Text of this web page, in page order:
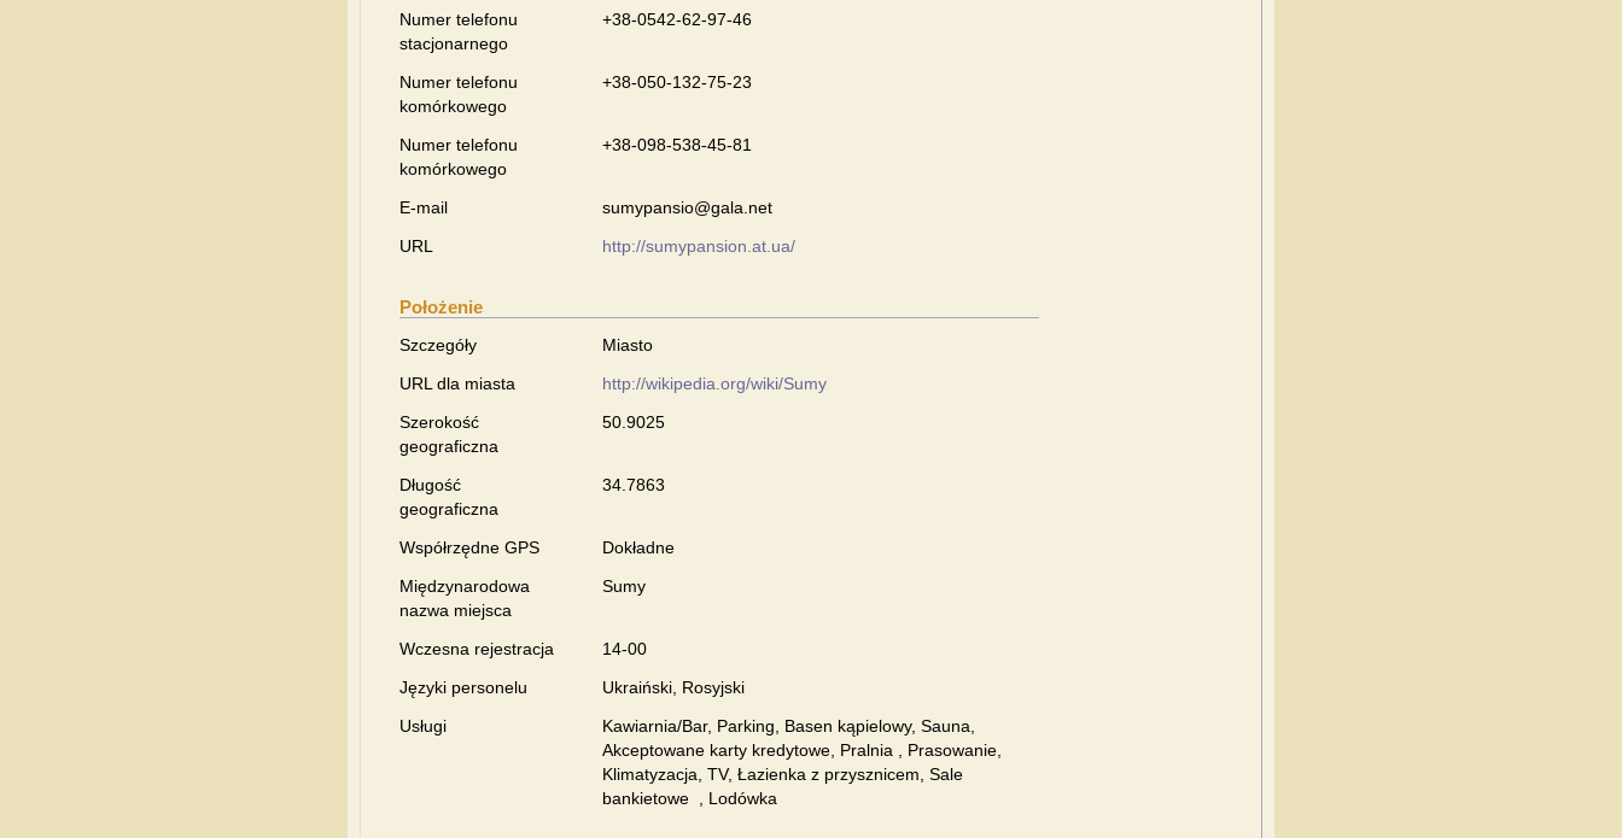
Numer telefonu
stacjonarnego
+38-0542-62-97-46
Numer telefonu
komórkowego
+38-050-132-75-23
Numer telefonu
komórkowego
+38-098-538-45-81
E-mail
sumypansio@gala.net
URL
http://sumypansion.at.ua/
Położenie
Szczegóły
Miasto
URL dla miasta
http://wikipedia.org/wiki/Sumy
Szerokość
geograficzna
50.9025
Długość
geograficzna
34.7863
Współrzędne GPS
Dokładne
Międzynarodowa
nazwa miejsca
Sumy
Wczesna rejestracja
14-00
Języki personelu
Ukraiński, Rosyjski
Usługi
Kawiarnia/Bar, Parking, Basen kąpielowy, Sauna,
Akceptowane karty kredytowe, Pralnia , Prasowanie,
Klimatyzacja, TV, Łazienka z przysznicem, Sale
bankietowe , Lodówka